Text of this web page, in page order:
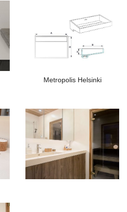
Metropolis Helsinki